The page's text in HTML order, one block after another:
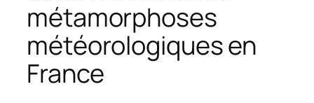
métamorphoses
météorologiques en
France